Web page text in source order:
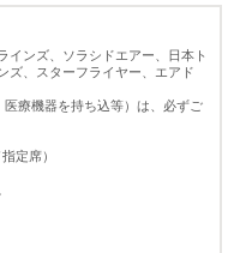
インズ、ソラシドエアー、日本ト
ズ、スターフライヤー、エアド
療機器を持ち込等）は、必ずご
定席）